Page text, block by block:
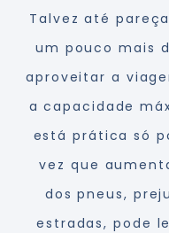
Talvez até
um pouco mais
aproveitar a
a capacidade
está prática só
vez que
dos pneus,
estradas, pode